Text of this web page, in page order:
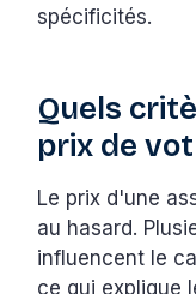
spécificités.
Quels
prix de
Le prix d'une
au hasard.
influencent le
ce qui explique